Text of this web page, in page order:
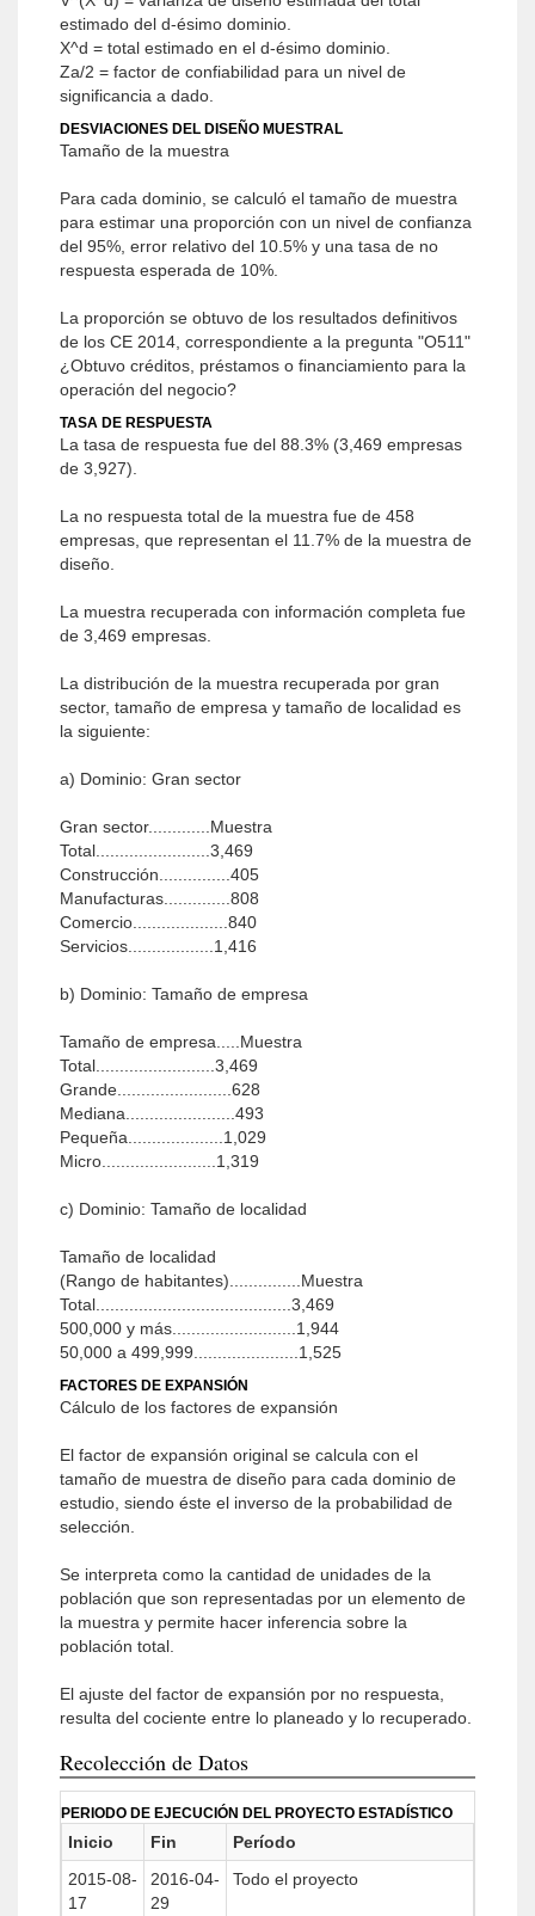
estimado del d-ésimo dominio.
X^d = total estimado en el d-ésimo dominio.
Za/2 = factor de confiabilidad para un nivel de
significancia a dado.
DESVIACIONES DEL DISEÑO MUESTRAL
Tamaño de la muestra
Para cada dominio, se calculó el tamaño de muestra
para estimar una proporción con un nivel de confianza
del 95%, error relativo del 10.5% y una tasa de no
respuesta esperada de 10%.
La proporción se obtuvo de los resultados definitivos
de los CE 2014, correspondiente a la pregunta "O511"
¿Obtuvo créditos, préstamos o financiamiento para la
operación del negocio?
TASA DE RESPUESTA
La tasa de respuesta fue del 88.3% (3,469 empresas
de 3,927).
La no respuesta total de la muestra fue de 458
empresas, que representan el 11.7% de la muestra de
diseño.
La muestra recuperada con información completa fue
de 3,469 empresas.
La distribución de la muestra recuperada por gran
sector, tamaño de empresa y tamaño de localidad es
la siguiente:
a) Dominio: Gran sector
Gran sector.............Muestra
Total........................3,469
Construcción...............405
Manufacturas..............808
Comercio....................840
Servicios..................1,416
b) Dominio: Tamaño de empresa
Tamaño de empresa.....Muestra
Total.........................3,469
Grande........................628
Mediana.......................493
Pequeña....................1,029
Micro........................1,319
c) Dominio: Tamaño de localidad
Tamaño de localidad
(Rango de habitantes)...............Muestra
Total.........................................3,469
500,000 y más..........................1,944
50,000 a 499,999......................1,525
FACTORES DE EXPANSIÓN
Cálculo de los factores de expansión
El factor de expansión original se calcula con el
tamaño de muestra de diseño para cada dominio de
estudio, siendo éste el inverso de la probabilidad de
selección.
Se interpreta como la cantidad de unidades de la
población que son representadas por un elemento de
la muestra y permite hacer inferencia sobre la
población total.
El ajuste del factor de expansión por no respuesta,
resulta del cociente entre lo planeado y lo recuperado.
Recolección de Datos
PERIODO DE EJECUCIÓN DEL PROYECTO ESTADÍSTICO
Inicio Fin
Período
2015-08-
17
2016-04-
29
Todo el proyecto